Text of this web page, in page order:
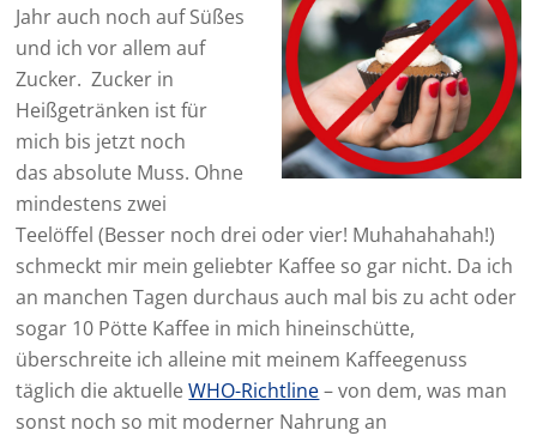
Jahr auch noch auf Süßes
und ich vor allem auf
Zucker. Zucker in
Heißgetränken ist für
mich bis jetzt noch
das absolute Muss. Ohne
mindestens zwei
Teelöffel (Besser noch drei oder vier! Muhahahahah!)
schmeckt mir mein geliebter Kaffee so gar nicht. Da ich
an manchen Tagen durchaus auch mal bis zu acht oder
sogar 10 Pötte Kaffee in mich hineinschütte,
überschreite ich alleine mit meinem Kaffeegenuss
täglich die aktuelleWHO-Richtline– von dem, was man
sonst noch so mit moderner Nahrung an